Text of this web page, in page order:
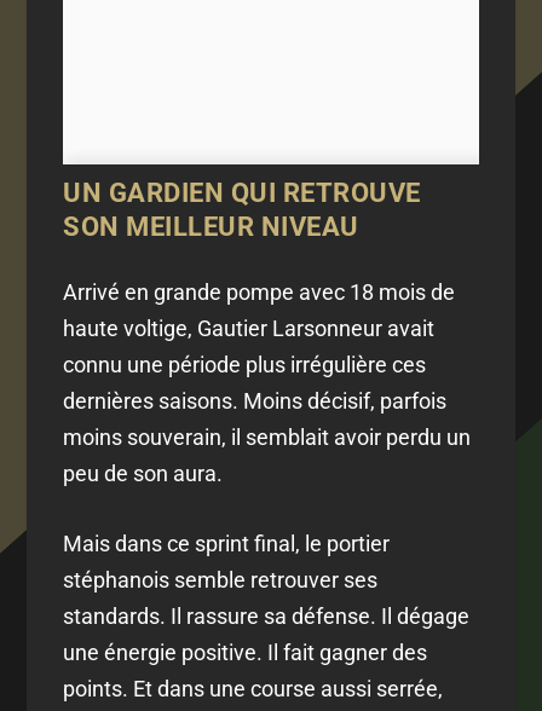
UN GARDIEN QUI RETROUVE
SON MEILLEUR NIVEAU
Arrivé en grande pompe avec 18 mois de
haute voltige, Gautier Larsonneur avait
connu une période plus irrégulière ces
dernières saisons. Moins décisif, parfois
moins souverain, il semblait avoir perdu un
peu de son aura.
Mais dans ce sprint final, le portier
stéphanois semble retrouver ses
standards. Il rassure sa défense. Il dégage
une énergie positive. Il fait gagner des
points. Et dans une course aussi serrée,